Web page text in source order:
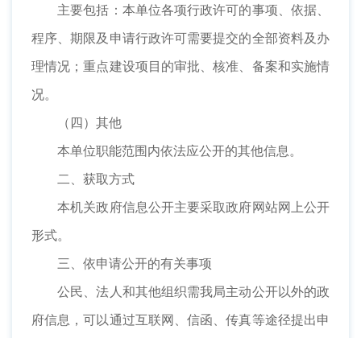
主要包括：本单位各项行政许可的事项、依据、
程序、期限及申请行政许可需要提交的全部资料及办
理情况；重点建设项目的审批、核准、备案和实施情
况。
（四）其他
本单位职能范围内依法应公开的其他信息。
二、获取方式
本机关政府信息公开主要采取政府网站网上公开
形式。
三、依申请公开的有关事项
公民、法人和其他组织需我局主动公开以外的政
府信息，可以通过互联网、信函、传真等途径提出申